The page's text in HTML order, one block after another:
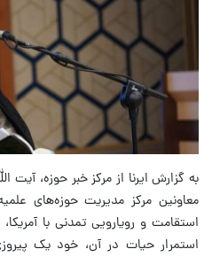
به گزارش ایرنا از مرکز خبر حوزه،
معاونین مرکز مدیریت حوزه‌های
استقامت و رویارویی تمدنی با
استمرار حیات در آن، خود یک